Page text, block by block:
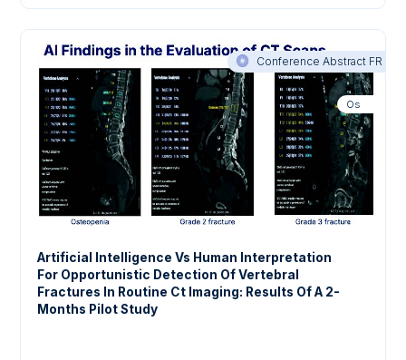
Conference Abstract FR
Os
Artificial Intelligence Vs Human Interpretation
For Opportunistic Detection Of Vertebral
Fractures In Routine Ct Imaging: Results Of A 2-
Months Pilot Study